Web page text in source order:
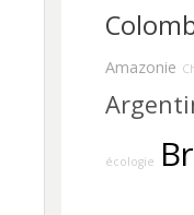
Amazonie
écologie